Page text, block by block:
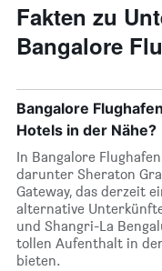
Fakten zu
Bangalore
Bangalore
Hotels in der Nähe?
In Bangalore
darunter Sheraton
Gateway, das derzeit
alternative
und Shangri-La
tollen Aufenthalt in
bieten.